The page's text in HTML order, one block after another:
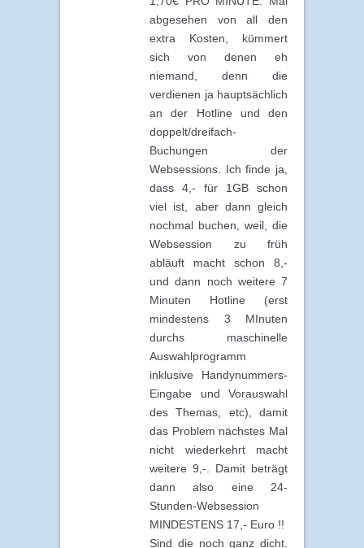
abgesehen von all den
extra Kosten, kümmert
sich von denen eh
niemand, denn die
verdienen ja hauptsächlich
an der Hotline und den
doppelt/dreifach-
Buchungen der
Websessions. Ich finde ja,
dass 4,- für 1GB schon
viel ist, aber dann gleich
nochmal buchen, weil, die
Websession zu früh
abläuft macht schon 8,-
und dann noch weitere 7
Minuten Hotline (erst
mindestens 3 MInuten
durchs maschinelle
Auswahlprogramm
inklusive Handynummers-
Eingabe und Vorauswahl
des Themas, etc), damit
das Problem nächstes Mal
nicht wiederkehrt macht
weitere 9,-. Damit beträgt
dann also eine 24-
Stunden-Websession
MINDESTENS 17,- Euro !!
Sind die noch ganz dicht,